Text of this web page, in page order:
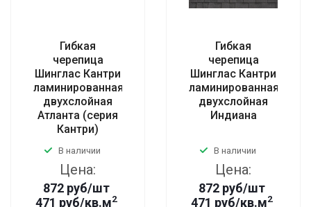
Гибкая
черепица
Шинглас Кантри
ламинированная
двухслойная
Атланта (серия
Кантри)
В наличии
Цена:
872 руб/шт
471 руб/кв.м2
Гибкая
черепица
Шинглас Кантри
ламинированная
двухслойная
Индиана
В наличии
Цена:
872 руб/шт
471 руб/кв.м2